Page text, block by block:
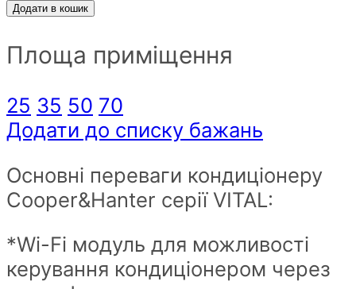
CH-
S07FTXF2-
NG
R32
серії
Vital
NG
на
Додати в кошик
Площа приміщення
25 35 50 70
Додати до списку бажань
Основні переваги кондиціонеру
Cooper&Hanter серії VITAL:
*Wi-Fi модуль для можливості
керування кондиціонером через